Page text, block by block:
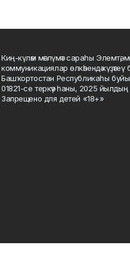
Киң-күләм мәғлүмәт сараһы Элемтә,
коммуникациялар өлкәһендә
Башҡортостан Республикаһы
01821-се теркәү һаны, 2025
Запрещено для детей «18+»